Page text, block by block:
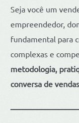
Seja você um
empreendedor,
fundamental para
complexas e
metodologia,
conversa de